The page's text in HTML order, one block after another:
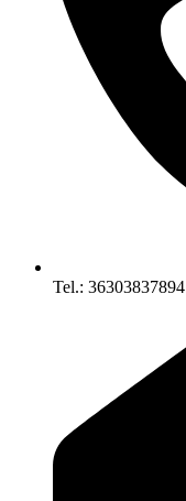
Tel.: 36303837894